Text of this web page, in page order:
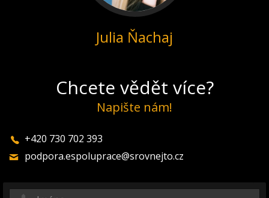
Julia Ňachaj
Chcete vědět více?
Napište nám!
+420 730 702 393
podpora.espoluprace@srovnejto.cz